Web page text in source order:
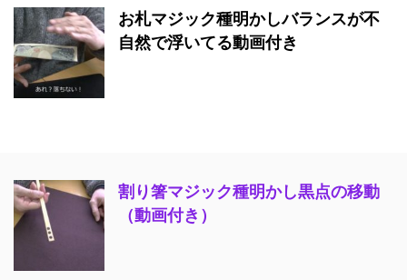
お札マジック種明かしバランスが不
自然で浮いてる動画付き
割り箸マジック種明かし黒点の移動
（動画付き）